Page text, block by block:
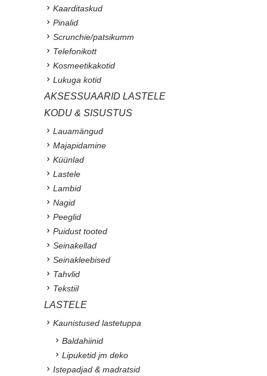
Kaarditaskud
Pinalid
Scrunchie/patsikumm
Telefonikott
Kosmeetikakotid
Lukuga kotid
AKSESSUAARID LASTELE
KODU & SISUSTUS
Lauamängud
Majapidamine
Küünlad
Lastele
Lambid
Nagid
Peeglid
Puidust tooted
Seinakellad
Seinakleebised
Tahvlid
Tekstiil
LASTELE
Kaunistused lastetuppa
Baldahiinid
Lipuketid jm deko
Istepadjad & madratsid